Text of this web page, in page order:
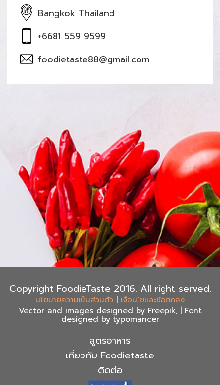
Bangkok Thailand
+6681 559 9599
foodietaste88@gmail.com
Copyright FoodieTaste 2016. All right served.
นโยบายความเป็นส่วนตัว | เงื่อนไขและข้อตกลง
Vector and images designed by Freepik, | Font
designed by typomancer
สูตรอาหาร
เกี่ยวกับ Foodietaste
ติดต่อ